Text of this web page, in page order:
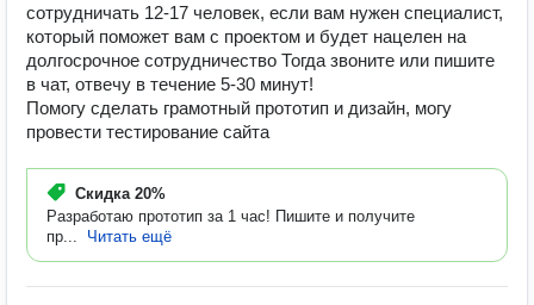
сотрудничать 12-17 человек, если вам нужен специалист,
который поможет вам с проектом и будет нацелен на
долгосрочное сотрудничество Тогда звоните или пишите
в чат, отвечу в течение 5-30 минут!
Помогу сделать грамотный прототип и дизайн, могу
провести тестирование сайта
Скидка 20%
Разработаю прототип за 1 час! Пишите и получите
пр...
Читать ещё